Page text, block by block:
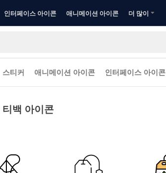
인터페이스 아이콘 애니메이션 아이콘 더 많이
스티커 애니메이션 아이콘 인터페이스 아이콘
티백 아이콘